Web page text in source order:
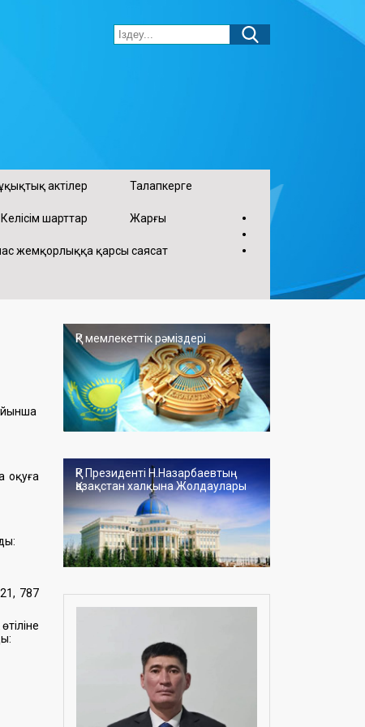
актілер Талапкерге
Келісім шарттар Жарғы
жемқорлыққа қарсы саясат
•
•
•
оқуға
787
ҚР мемлекеттік рәміздері
ҚР Президенті Н.Назарбаевтың
Қазақстан халқына Жолдаулары